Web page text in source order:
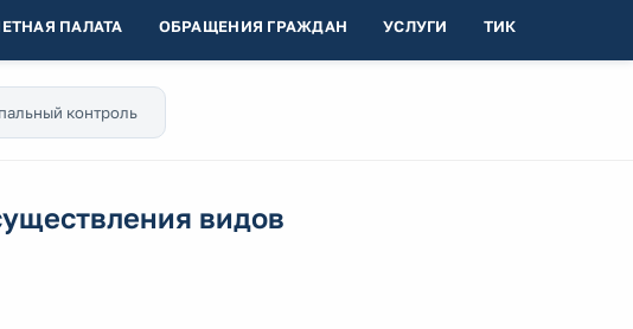
ПАЛАТА ОБРАЩЕНИЯ ГРАЖДАН УСЛУГИ ТИК
контроль
видов